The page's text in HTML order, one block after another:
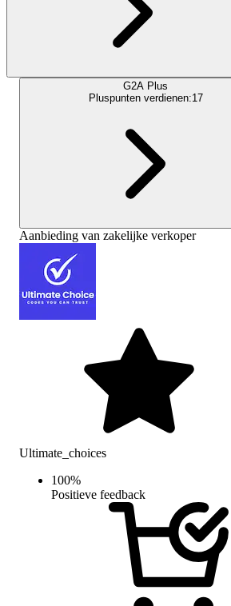
G2A Plus
Pluspunten verdienen:17
Aanbieding van zakelijke verkoper
Ultimate_choices
100%
Positieve feedback